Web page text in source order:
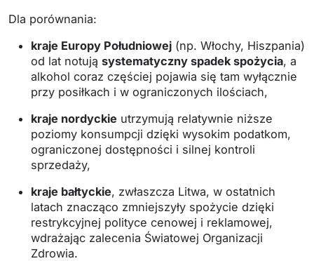
Dla porównania:
kraje Europy Południowej (np. Włochy, Hiszpania)
od lat notują systematyczny spadek spożycia, a
alkohol coraz częściej pojawia się tam wyłącznie
przy posiłkach i w ograniczonych ilościach,
kraje nordyckie utrzymują relatywnie niższe
poziomy konsumpcji dzięki wysokim podatkom,
ograniczonej dostępności i silnej kontroli
sprzedaży,
kraje bałtyckie, zwłaszcza Litwa, w ostatnich
latach znacząco zmniejszyły spożycie dzięki
restrykcyjnej polityce cenowej i reklamowej,
wdrażając zalecenia Światowej Organizacji
Zdrowia.